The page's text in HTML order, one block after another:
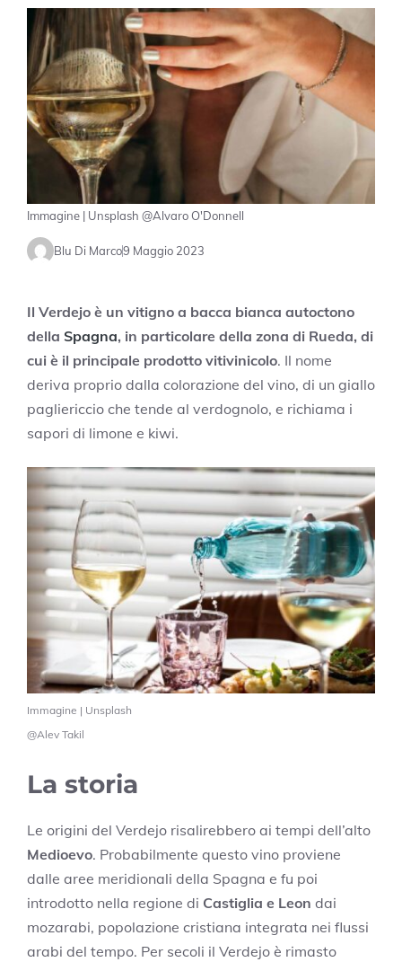
Immagine | Unsplash @Alvaro O'Donnell
Blu Di Marco9 Maggio 2023
Il Verdejo è un vitigno a bacca bianca autoctono
della Spagna, in particolare della zona di Rueda, di
cui è il principale prodotto vitivinicolo. Il nome
deriva proprio dalla colorazione del vino, di un giallo
pagliericcio che tende al verdognolo, e richiama i
sapori di limone e kiwi.
Immagine | Unsplash
@Alev Takil
La storia
Le origini del Verdejo risalirebbero ai tempi dell’alto
Medioevo. Probabilmente questo vino proviene
dalle aree meridionali della Spagna e fu poi
introdotto nella regione di Castiglia e Leon dai
mozarabi, popolazione cristiana integrata nei flussi
arabi del tempo. Per secoli il Verdejo è rimasto